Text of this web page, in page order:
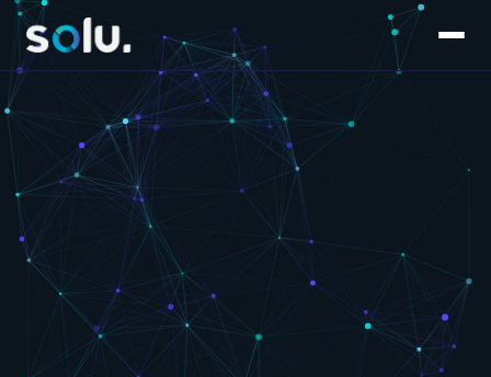
Inicio
Servicios
E-commerce
Customer Experience
Salesforce
Marketplaces
Súmate al equipo
Blog
Contáctanos